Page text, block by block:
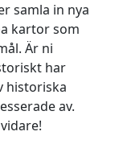
samla in nya
kartor som
Är ni
har
historiska
av.